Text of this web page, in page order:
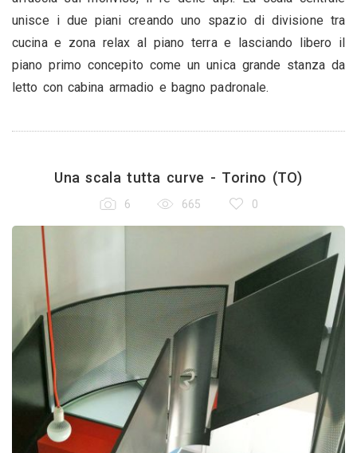
unisce i due piani creando uno spazio di divisione tra
cucina e zona relax al piano terra e lasciando libero il
piano primo concepito come un unica grande stanza da
letto con cabina armadio e bagno padronale.
Una scala tutta curve - Torino (TO)
6 665 0